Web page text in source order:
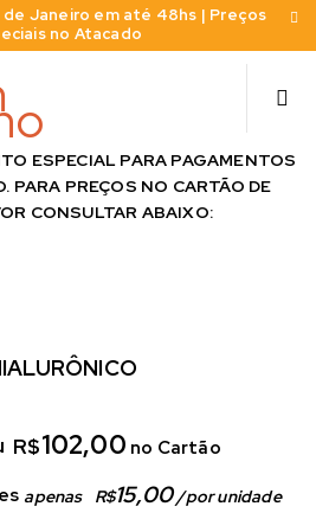
de Janeiro em até 48hs | Preços
no Atacado
ESPECIAL PARA PAGAMENTOS
PARA PREÇOS NO CARTÃO DE
CONSULTAR ABAIXO:
R$102,00 no Cartão
apenas R$15,00 /por unidade